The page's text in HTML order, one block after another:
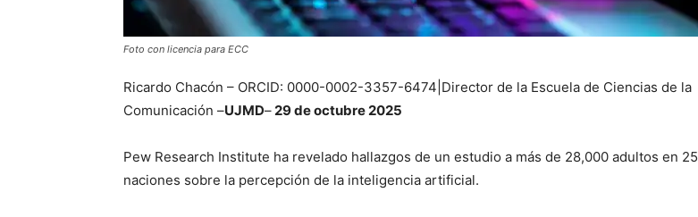
Foto con licencia para ECC
Ricardo Chacón – ORCID: 0000-0002-3357-6474|Director de la Escuela de Ciencias de la
Comunicación –UJMD–29 de octubre 2025
Pew Research Institute ha revelado hallazgos de un estudio a más de 28,000 adultos en 25
naciones sobre la percepción de la inteligencia artificial.